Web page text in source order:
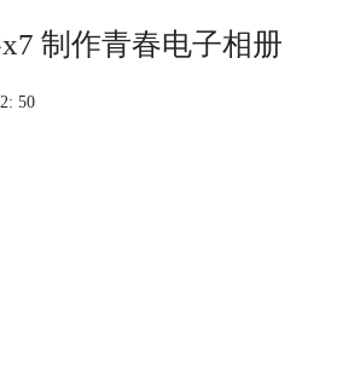
制作青春电子相册
50